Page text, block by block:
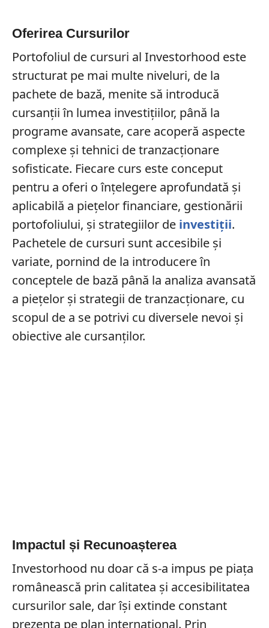
Oferirea Cursurilor
Portofoliul de cursuri al Investorhood este
structurat pe mai multe niveluri, de la
pachete de bază, menite să introducă
cursanții în lumea investițiilor, până la
programe avansate, care acoperă aspecte
complexe și tehnici de tranzacționare
sofisticate. Fiecare curs este conceput
pentru a oferi o înțelegere aprofundată și
aplicabilă a piețelor financiare, gestionării
portofoliului, și strategiilor de investiții.
Pachetele de cursuri sunt accesibile și
variate, pornind de la introducere în
conceptele de bază până la analiza avansată
a piețelor și strategii de tranzacționare, cu
scopul de a se potrivi cu diversele nevoi și
obiective ale cursanților.
Impactul și Recunoașterea
Investorhood nu doar că s-a impus pe piața
românească prin calitatea și accesibilitatea
cursurilor sale, dar își extinde constant
prezența pe plan internațional. Prin